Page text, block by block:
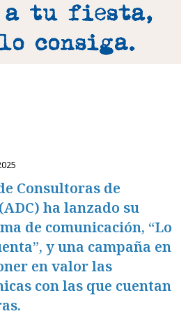
Consultoras de
ha lanzado su
de comunicación, “Lo
y una campaña en
en valor las
con las que cuentan